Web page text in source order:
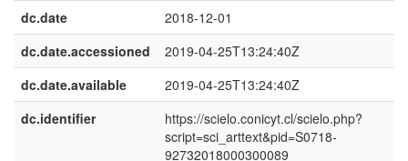
dc.date
2018-12-01
dc.date.accessioned
2019-04-25T13:24:40Z
dc.date.available
2019-04-25T13:24:40Z
dc.identifier
https://scielo.conicyt.cl/scielo.php?
script=sci_arttext&pid=S0718-
92732018000300089